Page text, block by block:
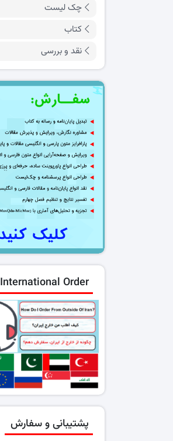
چک لیست
کتاب
نقد و بررسی
International Order
پشتیبانی و سفارش